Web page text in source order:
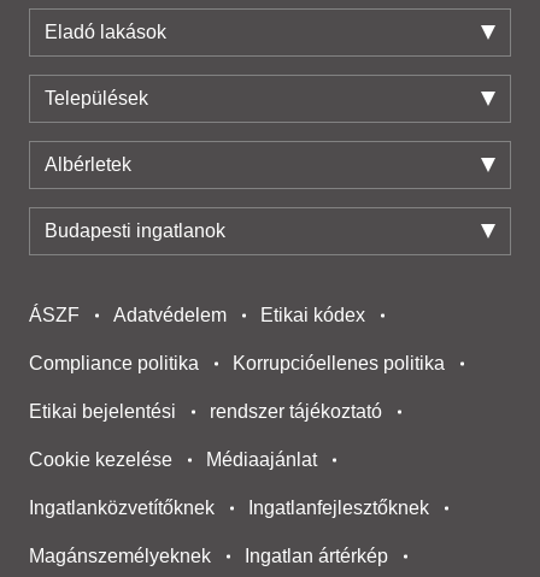
Eladó lakások
Települések
Albérletek
Budapesti ingatlanok
ÁSZF Adatvédelem Etikai kódex
Compliance politika Korrupcióellenes politika
Etikai bejelentési rendszer tájékoztató
Cookie kezelése Médiaajánlat
Ingatlanközvetítőknek Ingatlanfejlesztőknek
Magánszemélyeknek Ingatlan ártérkép